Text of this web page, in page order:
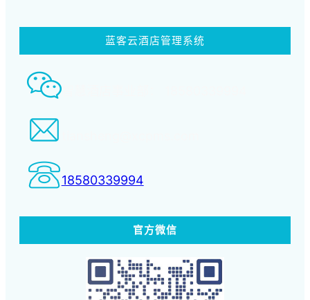
蓝客云酒店管理系统
智慧酒店事业部： 18580339994
18580339994
官方微信